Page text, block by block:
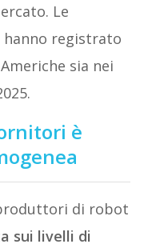
Le
registrato
sia nei
è
di robot
sui livelli di